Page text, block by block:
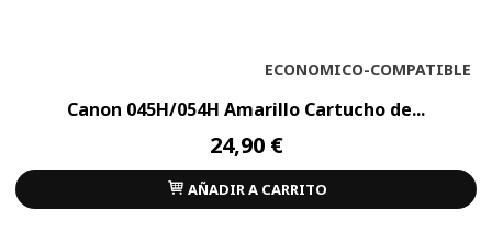
ECONOMICO-COMPATIBLE
Canon 045H/054H Amarillo Cartucho de...
24,90 €
AÑADIR A CARRITO